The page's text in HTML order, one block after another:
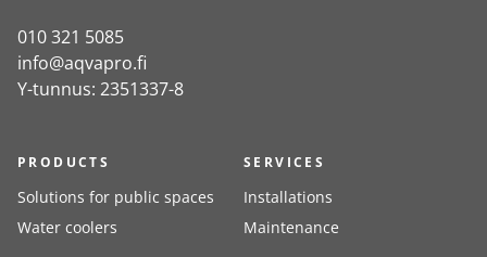
010 321 5085
info@aqvapro.fi
Y-tunnus: 2351337-8
PRODUCTS
Solutions for public spaces
Water coolers
SERVICES
Installations
Maintenance